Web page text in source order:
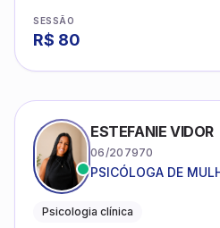
SESSÃO
R$ 80
ESTEFANIE VIDOR
06/207970
PSICÓLOGA DE
dentro da sua
Psicologia clínica